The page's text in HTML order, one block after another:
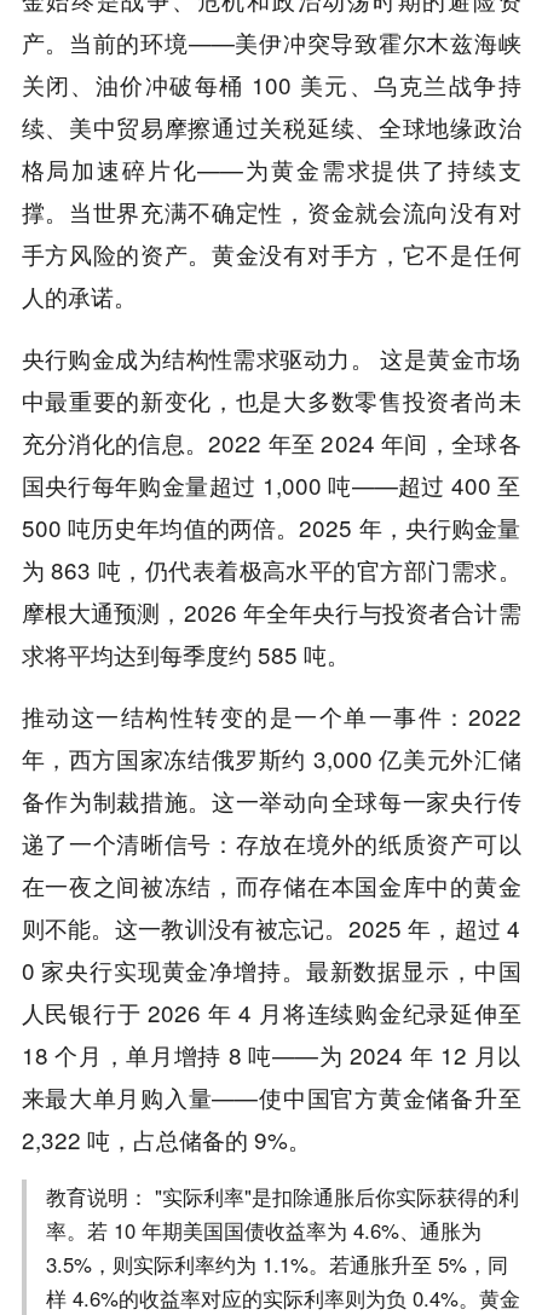
产。当前的环境——美伊冲突导致霍尔木兹海峡
关闭、油价冲破每桶 100 美元、乌克兰战争持
续、美中贸易摩擦通过关税延续、全球地缘政治
格局加速碎片化——为黄金需求提供了持续支
撑。当世界充满不确定性，资金就会流向没有对
手方风险的资产。黄金没有对手方，它不是任何
人的承诺。
央行购金成为结构性需求驱动力。 这是黄金市场
中最重要的新变化，也是大多数零售投资者尚未
充分消化的信息。2022 年至 2024 年间，全球各
国央行每年购金量超过 1,000 吨——超过 400 至
500 吨历史年均值的两倍。2025 年，央行购金量
为 863 吨，仍代表着极高水平的官方部门需求。
摩根大通预测，2026 年全年央行与投资者合计需
求将平均达到每季度约 585 吨。
推动这一结构性转变的是一个单一事件：2022
年，西方国家冻结俄罗斯约 3,000 亿美元外汇储
备作为制裁措施。这一举动向全球每一家央行传
递了一个清晰信号：存放在境外的纸质资产可以
在一夜之间被冻结，而存储在本国金库中的黄金
则不能。这一教训没有被忘记。2025 年，超过 4
0 家央行实现黄金净增持。最新数据显示，中国
人民银行于 2026 年 4 月将连续购金纪录延伸至
18 个月，单月增持 8 吨——为 2024 年 12 月以
来最大单月购入量——使中国官方黄金储备升至
2,322 吨，占总储备的 9%。
教育说明： "实际利率"是扣除通胀后你实际获得的利
率。若 10 年期美国国债收益率为 4.6%、通胀为
3.5%，则实际利率约为 1.1%。若通胀升至 5%，同
样 4.6%的收益率对应的实际利率则为负 0.4%。黄金